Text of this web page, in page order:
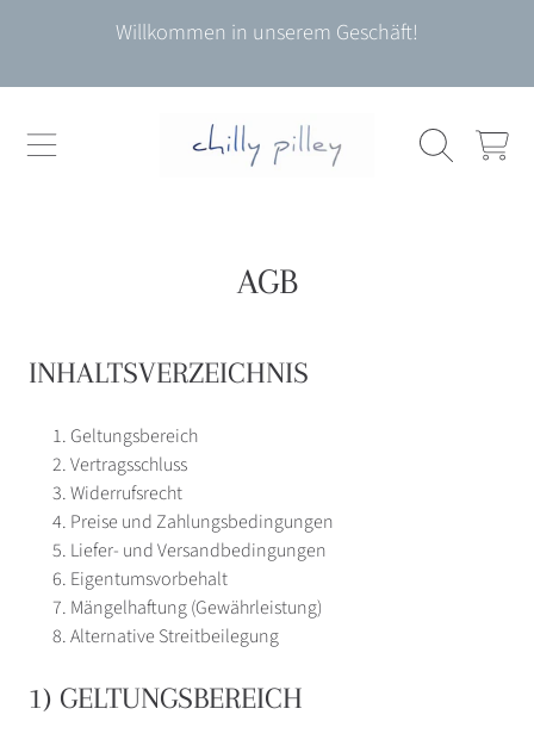
DIREKT ZUM INHALT
Willkommen in unserem Geschäft!
AGB
INHALTSVERZEICHNIS
Geltungsbereich
Vertragsschluss
Widerrufsrecht
Preise und Zahlungsbedingungen
Liefer- und Versandbedingungen
Eigentumsvorbehalt
Mängelhaftung (Gewährleistung)
Alternative Streitbeilegung
1) GELTUNGSBEREICH